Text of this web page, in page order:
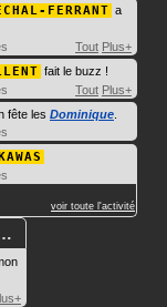
FERRANT a
Tout Plus+
fait le buzz !
Tout Plus+
fête les Dominique
voir toute l'activité